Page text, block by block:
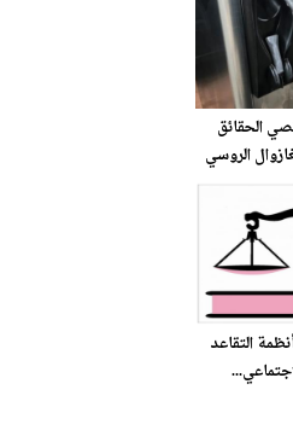
الحقائق
الروسي
التقاعد